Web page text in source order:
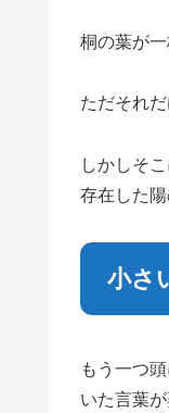
桐の葉が
ただそれだ
しかしそ
存在した
小さ
もう一つ
いた言葉